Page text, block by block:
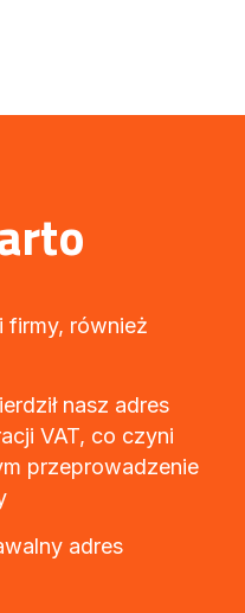
firmy, również
nasz adres
VAT, co czyni
przeprowadzenie
adres